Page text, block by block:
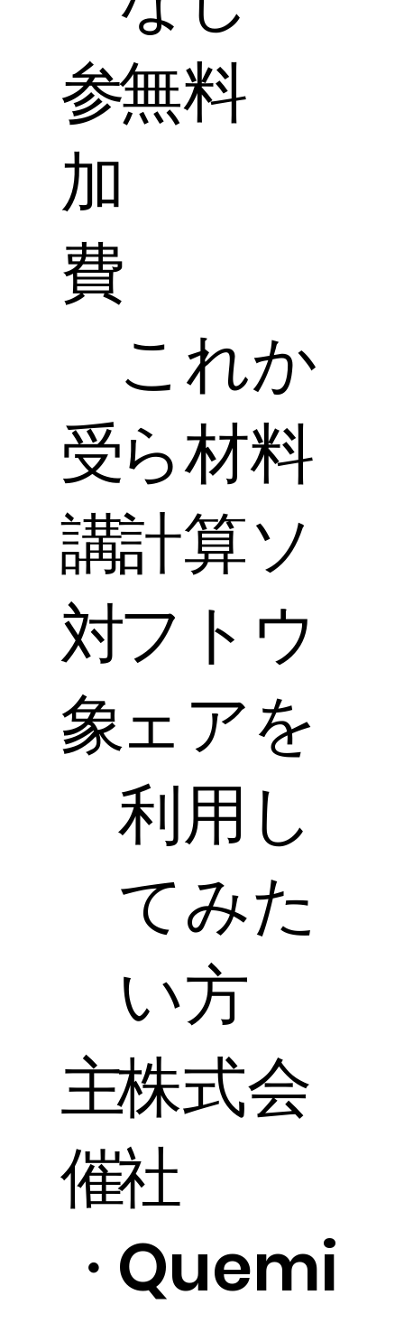
参
加
費
受
講
対
象
主
催
・
無料
これか
ら材料
計算ソ
フトウ
ェアを
利用し
てみた
い方
株式会
社
Quemi